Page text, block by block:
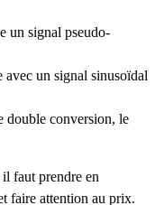
un signal pseudo-
avec un signal sinusoïdal
double conversion, le
faut prendre en
faire attention au prix.